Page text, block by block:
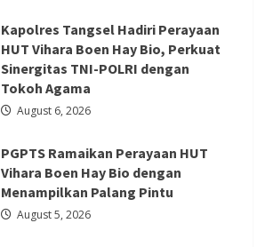
Kapolres Tangsel Hadiri Perayaan
HUT Vihara Boen Hay Bio, Perkuat
Sinergitas TNI-POLRI dengan
Tokoh Agama
August 6, 2026
PGPTS Ramaikan Perayaan HUT
Vihara Boen Hay Bio dengan
Menampilkan Palang Pintu
August 5, 2026